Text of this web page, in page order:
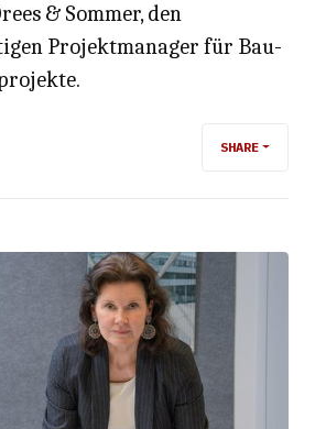
& Sommer, den
Projektmanager für Bau-
SHARE